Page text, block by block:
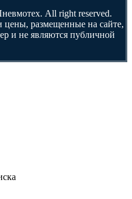
All right reserved.
размещенные на сайте,
и не являются публичной